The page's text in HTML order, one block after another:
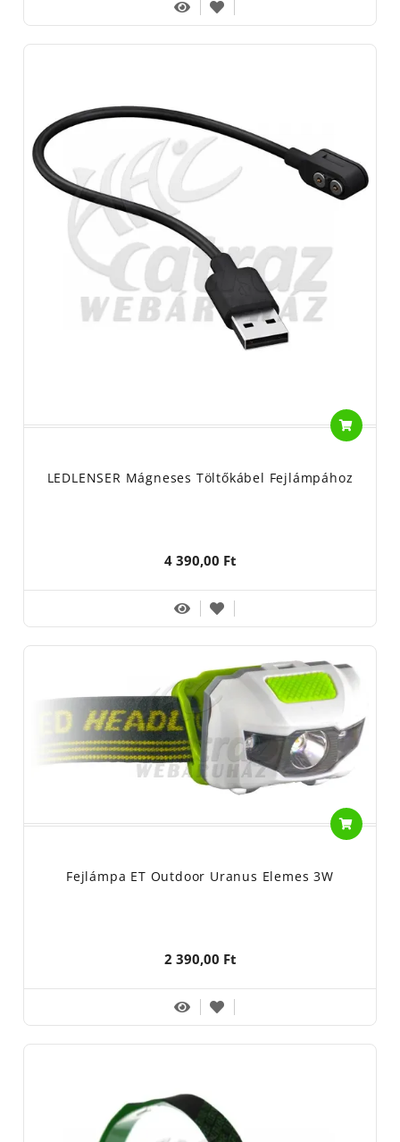
LEDLENSER Mágneses Töltőkábel Fejlámpához
4 390,00 Ft
Fejlámpa ET Outdoor Uranus Elemes 3W
2 390,00 Ft